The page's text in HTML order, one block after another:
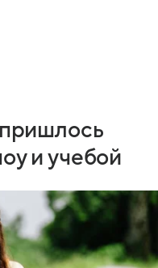
и учебой